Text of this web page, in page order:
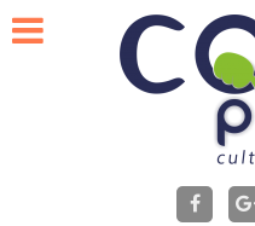
Skip
to